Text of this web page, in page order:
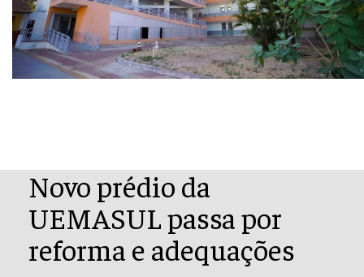
Novo prédio da
UEMASUL passa por
reforma e adequações